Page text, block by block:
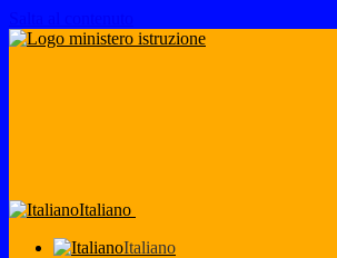
Italiano
Italiano